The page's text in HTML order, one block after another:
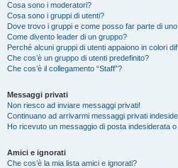
Cosa sono i moderatori?
Cosa sono i gruppi di utenti?
Dove trovo i gruppi e come posso far parte di
Come divento leader di un gruppo?
Perché alcuni gruppi di utenti appaiono in colori
Che cos’è un gruppo di utenti predefinito?
Che cos’è il collegamento “Staff”?
Messaggi privati
Non riesco ad inviare messaggi privati!
Continuano ad arrivarmi messaggi privati
Ho ricevuto un messaggio di posta indesiderata
Amici e ignorati
Che cos’è la mia lista amici e ignorati?